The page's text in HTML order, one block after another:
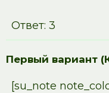
Ответ: 3
Первый вариант
[su_note